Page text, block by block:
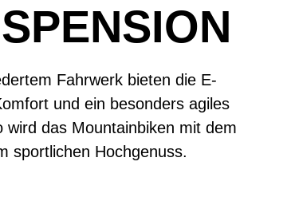
Fahrwerk bieten die E-
und ein besonders agiles
wird das Mountainbiken mit dem
sportlichen Hochgenuss.